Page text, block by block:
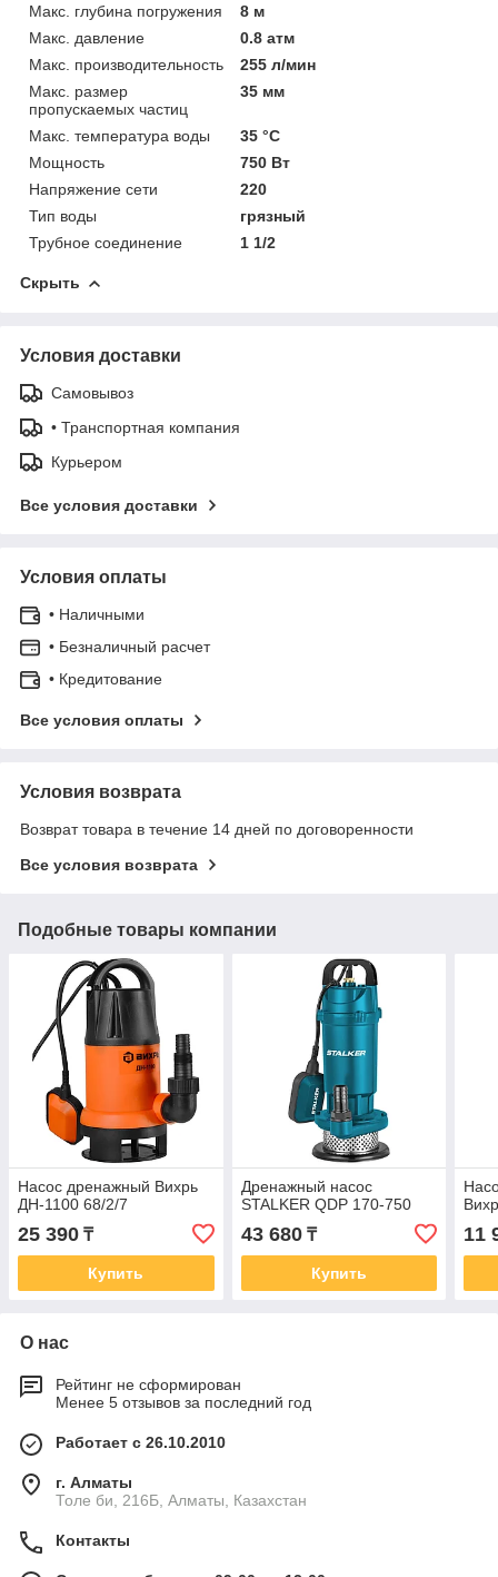
Макс. глубина погружения
8 м
Макс. давление
0.8 атм
Макс. производительность
255 л/мин
Макс. размер
пропускаемых частиц
35 мм
Макс. температура воды
35 °C
Мощность
750 Вт
Напряжение сети
220
Тип воды
грязный
Трубное соединение
1 1/2
Скрыть
Условия доставки
Самовывоз
• Транспортная компания
Курьером
Все условия доставки
Условия оплаты
• Наличными
• Безналичный расчет
• Кредитование
Все условия оплаты
Условия возврата
Возврат товара в течение 14 дней по договоренности
Все условия возврата
Подобные товары компании
Насос дренажный Вихрь
ДН-1100 68/2/7
25 390 ₸
Купить
Дренажный насос
STALKER QDP 170-750
43 680₸
Купить
11
О нас
Рейтинг не сформирован
Менее 5 отзывов за последний год
Работает с 26.10.2010
г. Алматы
Толе би, 216Б, Алматы, Казахстан
Контакты